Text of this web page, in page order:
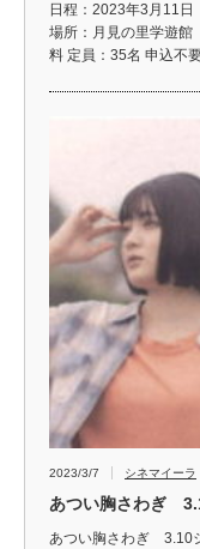
日程：2023年3月11日
場所：月見の里学遊
料 定員：35名 申込不
2023/3/7 シネマイーラ
あつい胸さわぎ
あつい胸さわぎ 3.10